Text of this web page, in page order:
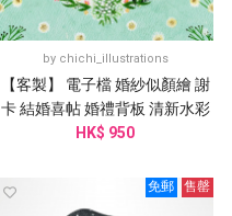
by chichi_illustrations
【客製】 電子檔 婚紗似顏繪 謝
卡 結婚喜帖 婚禮背板 清新水彩
HK$ 950
免郵 售罄